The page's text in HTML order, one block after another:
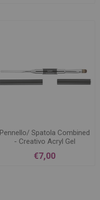
Pennello/ Spatola Combined
- Creativo Acryl Gel
€7,00